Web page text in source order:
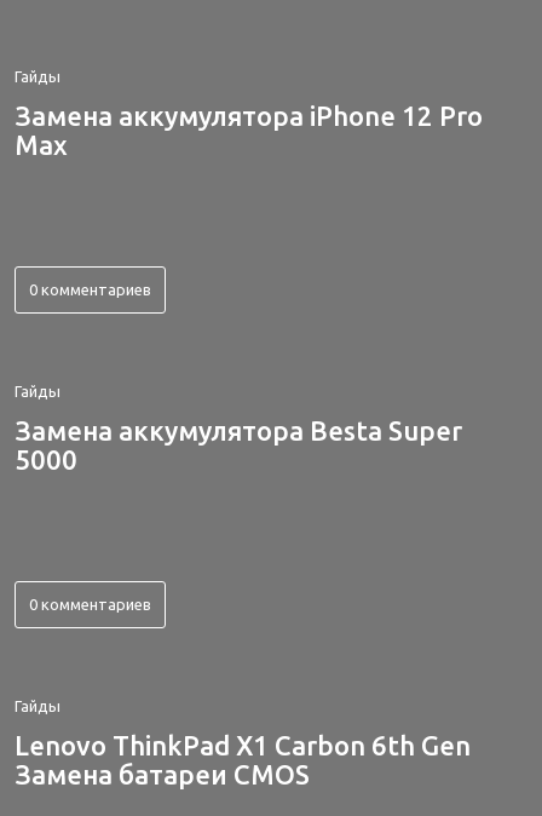
Гайды
Замена аккумулятора iPhone 12 Pro
Max
0 комментариев
Гайды
Замена аккумулятора Besta Super
5000
0 комментариев
Гайды
Lenovo ThinkPad X1 Carbon 6th Gen
Замена батареи CMOS